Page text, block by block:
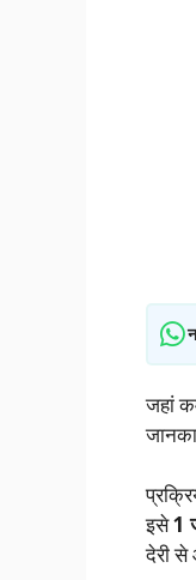
जहां
इसे1
देरी से